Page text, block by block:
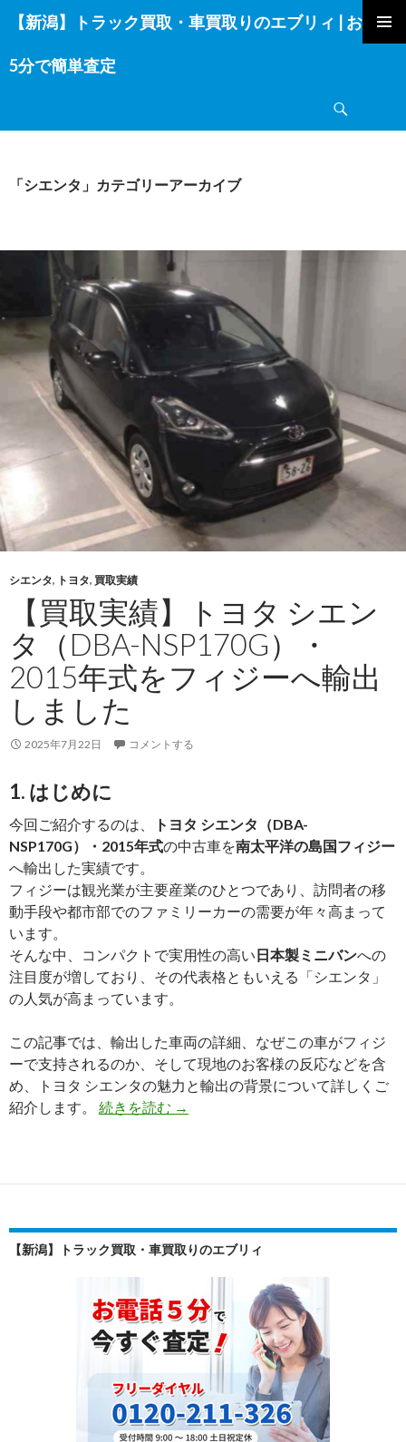
【新潟】トラック買取・車買取りのエブリィ | お電話
5分で簡単査定
ン
テ
へ
ッ「シエンタ」カテゴリーアーカイブ
シエンタ, トヨタ, 買取実績
【買取実績】トヨタ シエン
タ（DBA-NSP170G）・
2015年式をフィジーへ輸出
しました
2025年7月22日 コメントする
1. はじめに
今回ご紹介するのは、
トヨタ シエンタ（DBA-
NSP170G）・2015年式の中古車を南太平洋の島国フィジー
へ輸出した実績です。
フィジーは観光業が主要産業のひとつであり、訪問者の移
動手段や都市部でのファミリーカーの需要が年々高まって
います。
そんな中、コンパクトで実用性の高い日本製ミニバンへの
注目度が増しており、その代表格ともいえる「シエンタ」
の人気が高まっています。
この記事では、輸出した車両の詳細、なぜこの車がフィジ
ーで支持されるのか、そして現地のお客様の反応などを含
め、トヨタ シエンタの魅力と輸出の背景について詳しくご
紹介します。 続きを読む 【買
タ
シ
ン
タ
（DBA-
NSP170G）・
2015
年
式
→
【新潟】トラック買取・車買取りのエブリィ